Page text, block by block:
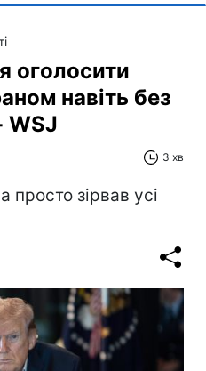
оголосити
навіть без
WSJ
3 хв
просто зірвав усі